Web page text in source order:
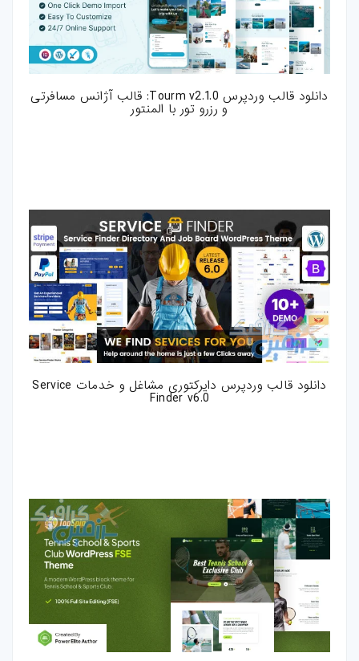
دانلود قالب وردپرس Tourm v2.1.0: قالب آژانس مسافرتی
و رزرو تور با المنتور
دانلود قالب وردپرس دایرکتوری مشاغل و خدمات Service
Finder v6.0